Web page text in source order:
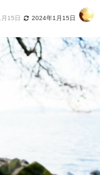
15日 2024年1月15日